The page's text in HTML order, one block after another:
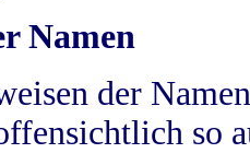
Namen
der
so